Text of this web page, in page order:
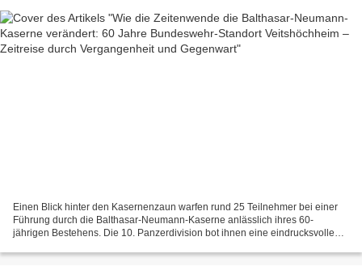
Einen Blick hinter den Kasernenzaun warfen rund 25 Teilnehmer bei einer
Führung durch die Balthasar-Neumann-Kaserne anlässlich ihres 60-
jährigen Bestehens. Die 10. Panzerdivision bot ihnen eine eindrucksvolle